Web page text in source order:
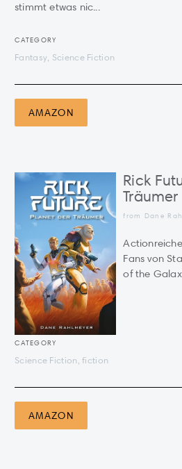
stimmt etwas nic...
CATEGORY
Fantasy, Science Fiction
AMAZON
Rick
Träumer
from Dane
Fans von
of the
CATEGORY
Science Fiction, fiction
AMAZON